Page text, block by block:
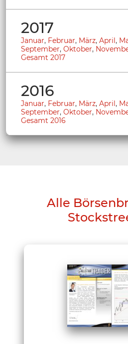
2017
Januar, Februar, März, April,
September, Oktober,
Gesamt 2017
2016
Januar, Februar, März, April,
September, Oktober,
Gesamt 2016
Alle